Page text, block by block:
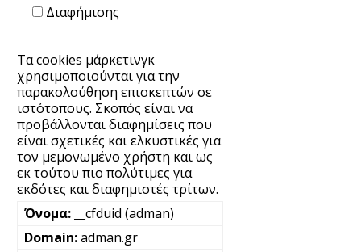
Διαφήμισης
Τα cookies μάρκετινγκ
χρησιμοποιούνται για την
παρακολούθηση επισκεπτών σε
ιστότοπους. Σκοπός είναι να
προβάλλονται διαφημίσεις που
είναι σχετικές και ελκυστικές για
τον μεμονωμένο χρήστη και ως
εκ τούτου πιο πολύτιμες για
εκδότες και διαφημιστές τρίτων.
__cfduid (adman)
adman.gr